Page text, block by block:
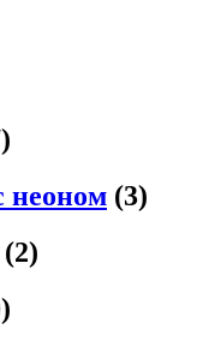
неоном (3)
(2)